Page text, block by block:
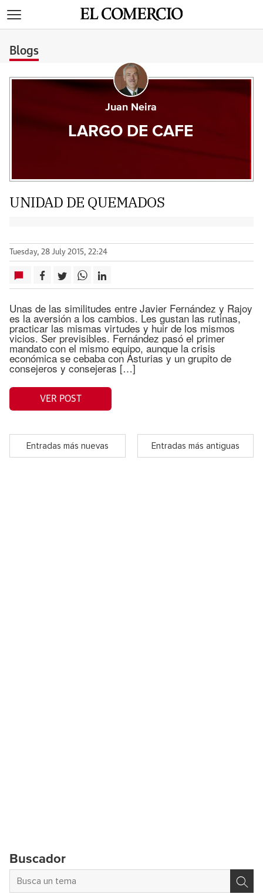
Blogs
Juan Neira
LARGO DE CAFE
UNIDAD DE QUEMADOS
Tuesday, 28 July 2015, 22:24
Unas de las similitudes entre Javier Fernández y Rajoy
es la aversión a los cambios. Les gustan las rutinas,
practicar las mismas virtudes y huir de los mismos
vicios. Ser previsibles. Fernández pasó el primer
mandato con el mismo equipo, aunque la crisis
económica se cebaba con Asturias y un grupito de
consejeros y consejeras […]
VER POST
Entradas más nuevas Entradas más antiguas
Buscador